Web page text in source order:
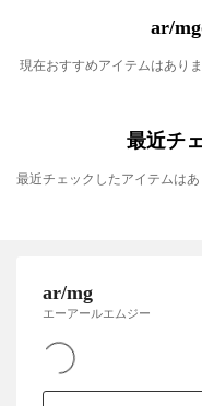
ar/
現在おすすめアイテムはありま
最近チ
最近チェックしたアイテムはあ
ar/mg
エーアールエムジー